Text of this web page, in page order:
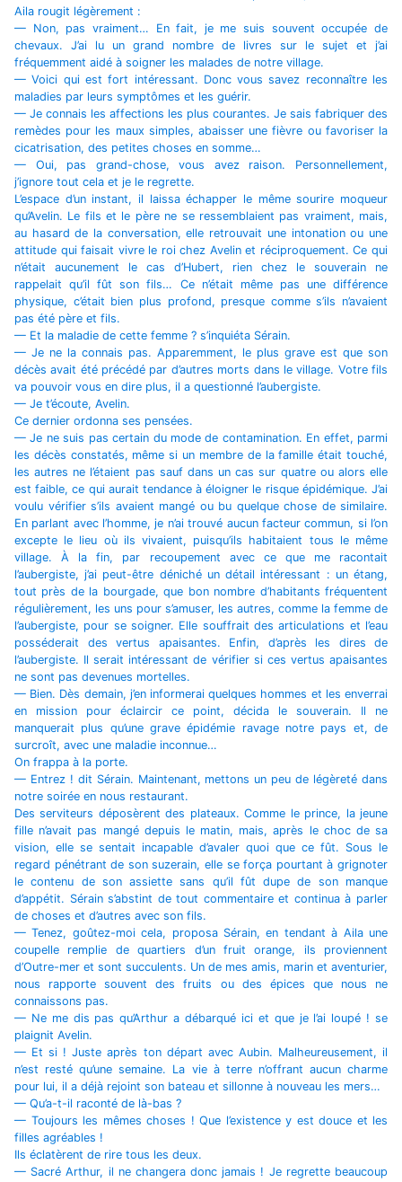
Aila rougit légèrement :
— Non, pas vraiment… En fait, je me suis souvent occupée de
chevaux. J’ai lu un grand nombre de livres sur le sujet et j’ai
fréquemment aidé à soigner les malades de notre village.
— Voici qui est fort intéressant. Donc vous savez reconnaître les
maladies par leurs symptômes et les guérir.
— Je connais les affections les plus courantes. Je sais fabriquer des
remèdes pour les maux simples, abaisser une fièvre ou favoriser la
cicatrisation, des petites choses en somme…
— Oui, pas grand-chose, vous avez raison. Personnellement,
j’ignore tout cela et je le regrette.
L’espace d’un instant, il laissa échapper le même sourire moqueur
qu’Avelin. Le fils et le père ne se ressemblaient pas vraiment, mais,
au hasard de la conversation, elle retrouvait une intonation ou une
attitude qui faisait vivre le roi chez Avelin et réciproquement. Ce qui
n’était aucunement le cas d’Hubert, rien chez le souverain ne
rappelait qu’il fût son fils… Ce n’était même pas une différence
physique, c’était bien plus profond, presque comme s’ils n’avaient
pas été père et fils.
— Et la maladie de cette femme ? s’inquiéta Sérain.
— Je ne la connais pas. Apparemment, le plus grave est que son
décès avait été précédé par d’autres morts dans le village. Votre fils
va pouvoir vous en dire plus, il a questionné l’aubergiste.
— Je t’écoute, Avelin.
Ce dernier ordonna ses pensées.
— Je ne suis pas certain du mode de contamination. En effet, parmi
les décès constatés, même si un membre de la famille était touché,
les autres ne l’étaient pas sauf dans un cas sur quatre ou alors elle
est faible, ce qui aurait tendance à éloigner le risque épidémique. J’ai
voulu vérifier s’ils avaient mangé ou bu quelque chose de similaire.
En parlant avec l’homme, je n’ai trouvé aucun facteur commun, si l’on
excepte le lieu où ils vivaient, puisqu’ils habitaient tous le même
village. À la fin, par recoupement avec ce que me racontait
l’aubergiste, j’ai peut-être déniché un détail intéressant : un étang,
tout près de la bourgade, que bon nombre d’habitants fréquentent
régulièrement, les uns pour s’amuser, les autres, comme la femme de
l’aubergiste, pour se soigner. Elle souffrait des articulations et l’eau
posséderait des vertus apaisantes. Enfin, d’après les dires de
l’aubergiste. Il serait intéressant de vérifier si ces vertus apaisantes
ne sont pas devenues mortelles.
— Bien. Dès demain, j’en informerai quelques hommes et les enverrai
en mission pour éclaircir ce point, décida le souverain. Il ne
manquerait plus qu’une grave épidémie ravage notre pays et, de
surcroît, avec une maladie inconnue…
On frappa à la porte.
— Entrez ! dit Sérain. Maintenant, mettons un peu de légèreté dans
notre soirée en nous restaurant.
Des serviteurs déposèrent des plateaux. Comme le prince, la jeune
fille n’avait pas mangé depuis le matin, mais, après le choc de sa
vision, elle se sentait incapable d’avaler quoi que ce fût. Sous le
regard pénétrant de son suzerain, elle se força pourtant à grignoter
le contenu de son assiette sans qu’il fût dupe de son manque
d’appétit. Sérain s’abstint de tout commentaire et continua à parler
de choses et d’autres avec son fils.
— Tenez, goûtez-moi cela, proposa Sérain, en tendant à Aila une
coupelle remplie de quartiers d’un fruit orange, ils proviennent
d’Outre-mer et sont succulents. Un de mes amis, marin et aventurier,
nous rapporte souvent des fruits ou des épices que nous ne
connaissons pas.
— Ne me dis pas qu’Arthur a débarqué ici et que je l’ai loupé ! se
plaignit Avelin.
— Et si ! Juste après ton départ avec Aubin. Malheureusement, il
n’est resté qu’une semaine. La vie à terre n’offrant aucun charme
pour lui, il a déjà rejoint son bateau et sillonne à nouveau les mers…
— Qu’a-t-il raconté de là-bas ?
— Toujours les mêmes choses ! Que l’existence y est douce et les
filles agréables !
Ils éclatèrent de rire tous les deux.
— Sacré Arthur, il ne changera donc jamais ! Je regrette beaucoup